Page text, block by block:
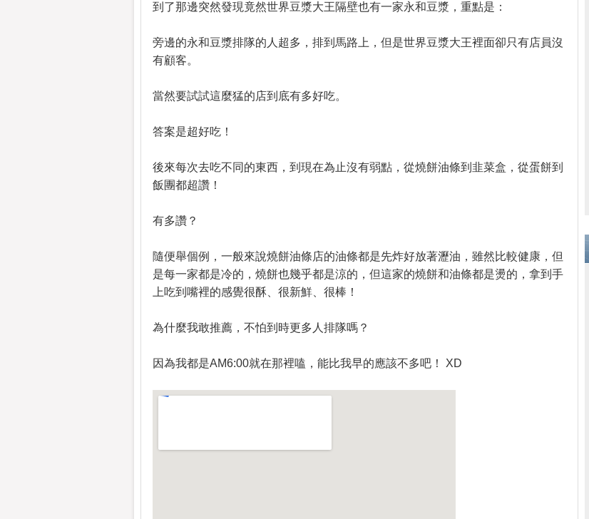
到了那邊突然發現竟然世界豆漿大王隔壁也有一家永和豆漿，重點是：
旁邊的永和豆漿排隊的人超多，排到馬路上，但是世界豆漿大王裡面卻只有店員沒
有顧客。
當然要試試這麼猛的店到底有多好吃。
答案是超好吃！
後來每次去吃不同的東西，到現在為止沒有弱點，從燒餅油條到韭菜盒，從蛋餅到
飯團都超讚！
有多讚？
隨便舉個例，一般來說燒餅油條店的油條都是先炸好放著瀝油，雖然比較健康，但
是每一家都是冷的，燒餅也幾乎都是涼的，但這家的燒餅和油條都是燙的，拿到手
上吃到嘴裡的感覺很酥、很新鮮、很棒！
為什麼我敢推薦，不怕到時更多人排隊嗎？
因為我都是AM6:00就在那裡嗑，能比我早的應該不多吧！ XD